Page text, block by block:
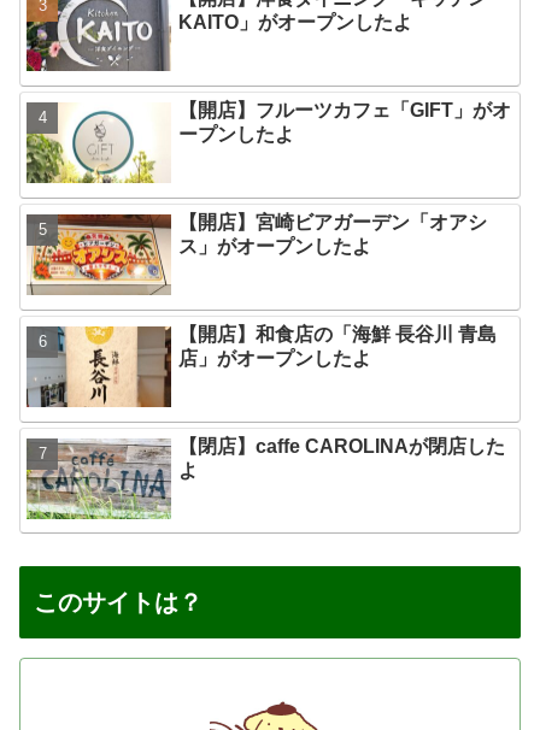
KAITO」がオープンしたよ
【開店】フルーツカフェ「GIFT」がオ
ープンしたよ
【開店】宮崎ビアガーデン「オアシ
ス」がオープンしたよ
【開店】和食店の「海鮮 長谷川 青島
店」がオープンしたよ
【閉店】caffe CAROLINAが閉店した
よ
このサイトは？